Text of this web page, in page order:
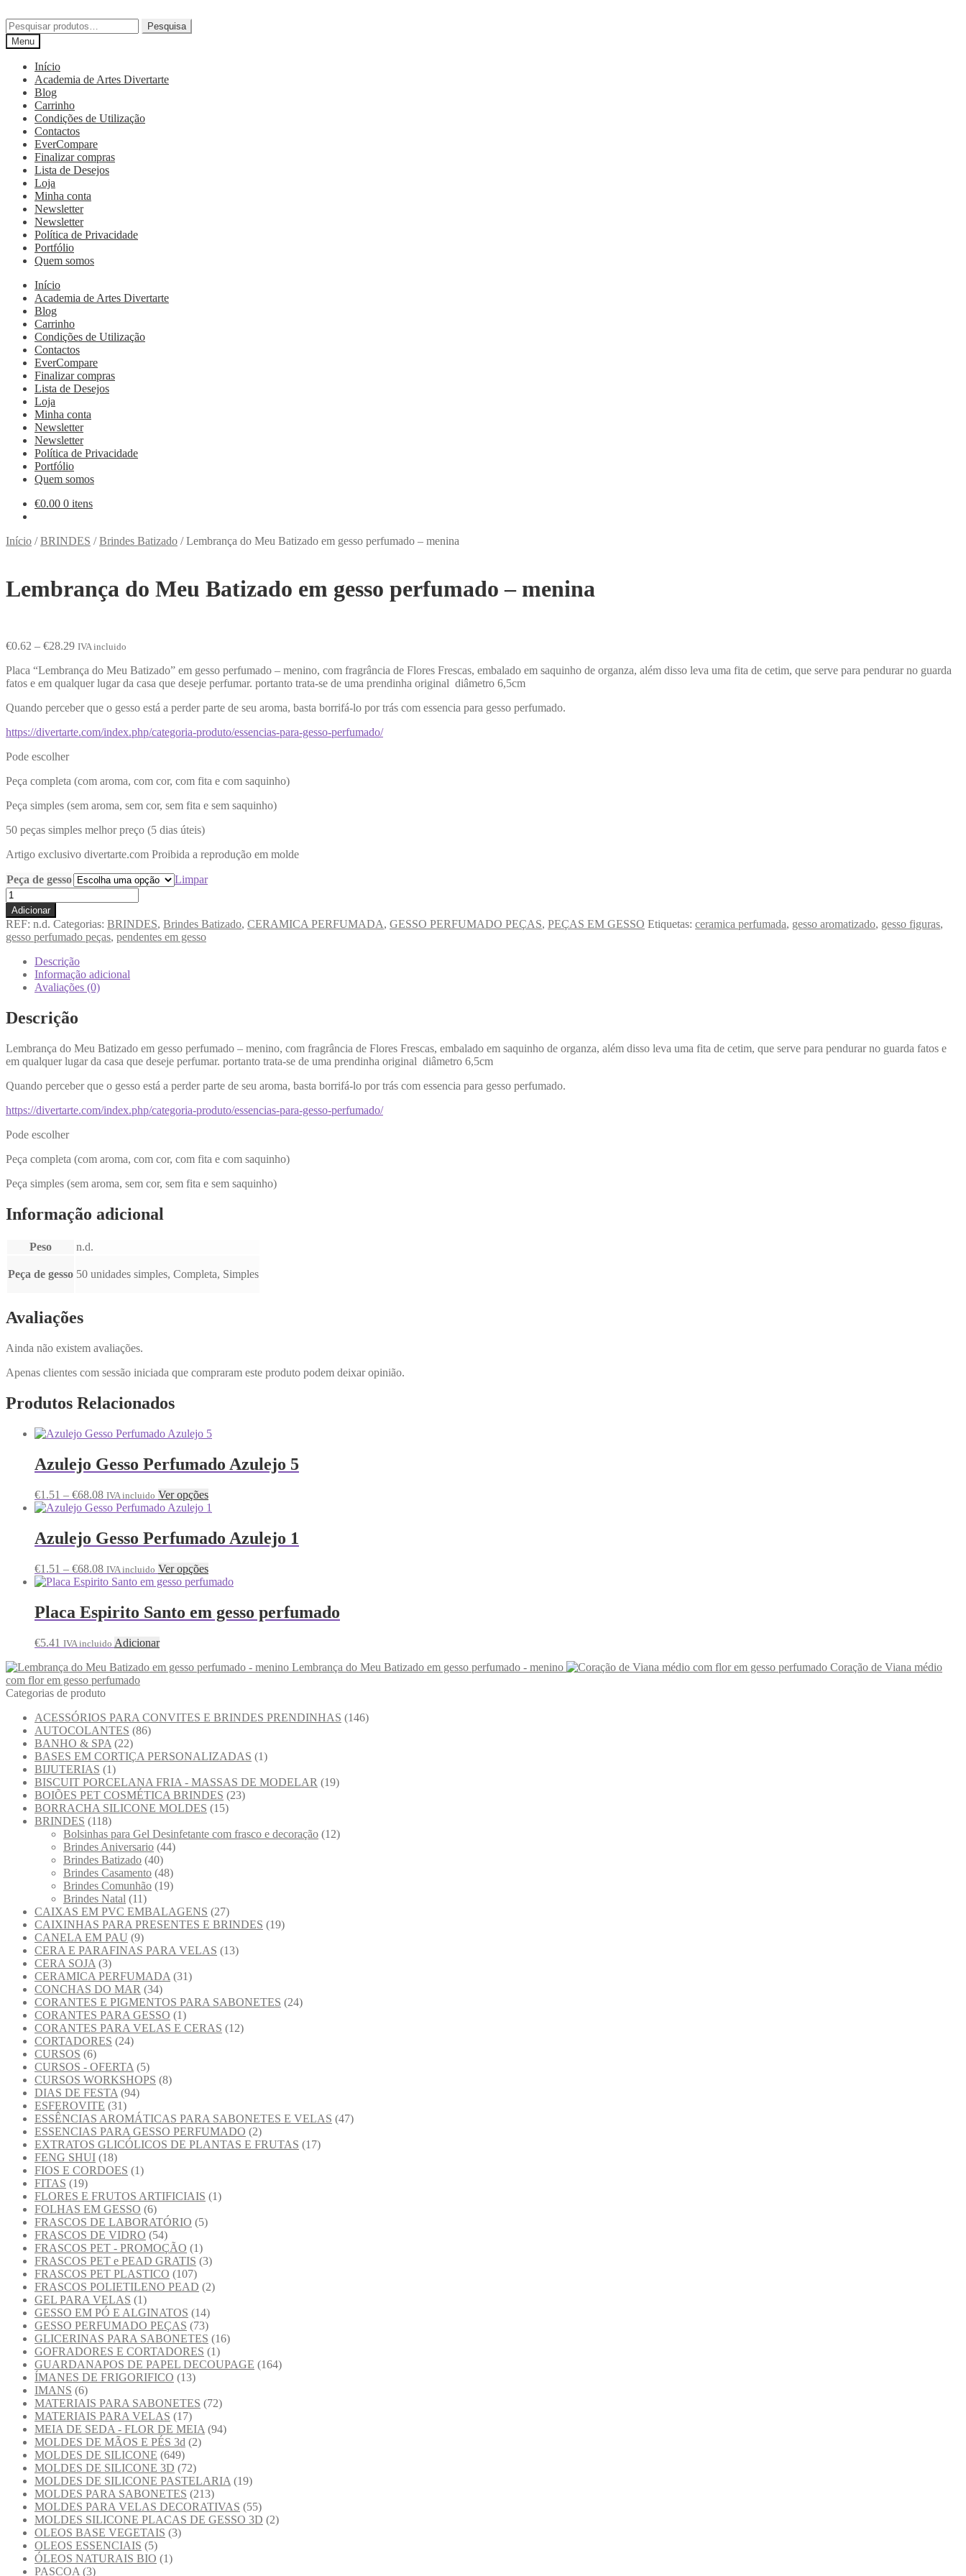
Pesquisa
Menu
Início
Academia de Artes Divertarte
Blog
Carrinho
Condições de Utilização
Contactos
EverCompare
Finalizar compras
Lista de Desejos
Loja
Minha conta
Newsletter
Newsletter
Política de Privacidade
Portfólio
Quem somos
Início
Academia de Artes Divertarte
Blog
Carrinho
Condições de Utilização
Contactos
EverCompare
Finalizar compras
Lista de Desejos
Loja
Minha conta
Newsletter
Newsletter
Política de Privacidade
Portfólio
Quem somos
€0.00 0 itens
Início /BRINDES /Brindes Batizado /Lembrança do Meu Batizado em gesso perfumado – menina
Lembrança do Meu Batizado em gesso perfumado – menina
€0.62 – €28.29 IVA incluido
Placa “Lembrança do Meu Batizado” em gesso perfumado – menino, com fragrância de Flores Frescas, embalado em saquinho de organza, além disso leva uma fita de cetim, que serve para pendurar no guarda
fatos e em qualquer lugar da casa que deseje perfumar. portanto trata-se de uma prendinha original diâmetro 6,5cm
Quando perceber que o gesso está a perder parte de seu aroma, basta borrifá-lo por trás com essencia para gesso perfumado.
https://divertarte.com/index.php/categoria-produto/essencias-para-gesso-perfumado/
Pode escolher
Peça completa (com aroma, com cor, com fita e com saquinho)
Peça simples (sem aroma, sem cor, sem fita e sem saquinho)
50 peças simples melhor preço (5 dias úteis)
Artigo exclusivo divertarte.com Proibida a reprodução em molde
Peça de gesso Limpar
Adicionar
REF: n.d. Categorias: BRINDES, Brindes Batizado, CERAMICA PERFUMADA, GESSO PERFUMADO PEÇAS, PEÇAS EM GESSO Etiquetas: ceramica perfumada, gesso aromatizado, gesso figuras,
gesso perfumado peças, pendentes em gesso
Descrição
Informação adicional
Avaliações (0)
Descrição
Lembrança do Meu Batizado em gesso perfumado – menino, com fragrância de Flores Frescas, embalado em saquinho de organza, além disso leva uma fita de cetim, que serve para pendurar no guarda fatos e
em qualquer lugar da casa que deseje perfumar. portanto trata-se de uma prendinha original diâmetro 6,5cm
Quando perceber que o gesso está a perder parte de seu aroma, basta borrifá-lo por trás com essencia para gesso perfumado.
https://divertarte.com/index.php/categoria-produto/essencias-para-gesso-perfumado/
Pode escolher
Peça completa (com aroma, com cor, com fita e com saquinho)
Peça simples (sem aroma, sem cor, sem fita e sem saquinho)
Informação adicional
Peso n.d.
Peça de gesso 50 unidades simples, Completa, Simples
Avaliações
Ainda não existem avaliações.
Apenas clientes com sessão iniciada que compraram este produto podem deixar opinião.
Produtos Relacionados
Azulejo Gesso Perfumado Azulejo 5
€1.51 – €68.08 IVA incluido Ver opções
Azulejo Gesso Perfumado Azulejo 1
€1.51 – €68.08 IVA incluido Ver opções
Placa Espirito Santo em gesso perfumado
€5.41 IVA incluido Adicionar
Lembrança do Meu Batizado em gesso perfumado - menino
Coração de Viana médio
com flor em gesso perfumado
Categorias de produto
ACESSÓRIOS PARA CONVITES E BRINDES PRENDINHAS (146)
AUTOCOLANTES (86)
BANHO & SPA (22)
BASES EM CORTIÇA PERSONALIZADAS (1)
BIJUTERIAS (1)
BISCUIT PORCELANA FRIA - MASSAS DE MODELAR (19)
BOIÕES PET COSMÉTICA BRINDES (23)
BORRACHA SILICONE MOLDES (15)
BRINDES (118)
Bolsinhas para Gel Desinfetante com frasco e decoração (12)
Brindes Aniversario (44)
Brindes Batizado (40)
Brindes Casamento (48)
Brindes Comunhão (19)
Brindes Natal (11)
CAIXAS EM PVC EMBALAGENS (27)
CAIXINHAS PARA PRESENTES E BRINDES (19)
CANELA EM PAU (9)
CERA E PARAFINAS PARA VELAS (13)
CERA SOJA (3)
CERAMICA PERFUMADA (31)
CONCHAS DO MAR (34)
CORANTES E PIGMENTOS PARA SABONETES (24)
CORANTES PARA GESSO (1)
CORANTES PARA VELAS E CERAS (12)
CORTADORES (24)
CURSOS (6)
CURSOS - OFERTA (5)
CURSOS WORKSHOPS (8)
DIAS DE FESTA (94)
ESFEROVITE (31)
ESSÊNCIAS AROMÁTICAS PARA SABONETES E VELAS (47)
ESSENCIAS PARA GESSO PERFUMADO (2)
EXTRATOS GLICÓLICOS DE PLANTAS E FRUTAS (17)
FENG SHUI (18)
FIOS E CORDOES (1)
FITAS (19)
FLORES E FRUTOS ARTIFICIAIS (1)
FOLHAS EM GESSO (6)
FRASCOS DE LABORATÓRIO (5)
FRASCOS DE VIDRO (54)
FRASCOS PET - PROMOÇÃO (1)
FRASCOS PET e PEAD GRATIS (3)
FRASCOS PET PLASTICO (107)
FRASCOS POLIETILENO PEAD (2)
GEL PARA VELAS (1)
GESSO EM PÓ E ALGINATOS (14)
GESSO PERFUMADO PEÇAS (73)
GLICERINAS PARA SABONETES (16)
GOFRADORES E CORTADORES (1)
GUARDANAPOS DE PAPEL DECOUPAGE (164)
ÍMANES DE FRIGORIFICO (13)
IMANS (6)
MATERIAIS PARA SABONETES (72)
MATERIAIS PARA VELAS (17)
MEIA DE SEDA - FLOR DE MEIA (94)
MOLDES DE MÃOS E PÉS 3d (2)
MOLDES DE SILICONE (649)
MOLDES DE SILICONE 3D (72)
MOLDES DE SILICONE PASTELARIA (19)
MOLDES PARA SABONETES (213)
MOLDES PARA VELAS DECORATIVAS (55)
MOLDES SILICONE PLACAS DE GESSO 3D (2)
OLEOS BASE VEGETAIS (3)
OLEOS ESSENCIAIS (5)
ÓLEOS NATURAIS BIO (1)
PASCOA (3)